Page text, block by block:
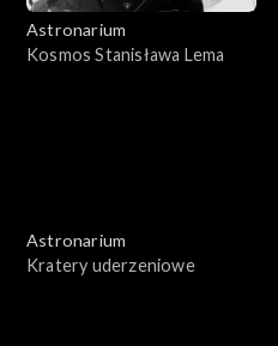
Astronarium
Kosmos Stanisława Lema
Astronarium
Kratery uderzeniowe